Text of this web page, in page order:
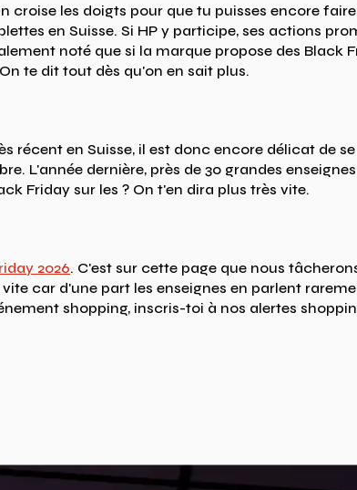
croise les doigts pour que tu puisses encore
en Suisse. Si HP y participe, ses actions
noté que si la marque propose des Black
te dit tout dès qu'on en sait plus.
récent en Suisse, il est donc encore délicat de
L'année dernière, près de 30 grandes
Friday sur les ? On t'en dira plus très vite.
2026. C'est sur cette page que nous
car d'une part les enseignes en parlent
shopping, inscris-toi à nos alertes